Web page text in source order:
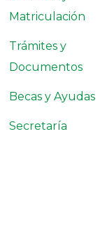
Matriculación
Trámites y
Documentos
Becas y Ayudas
Secretaría